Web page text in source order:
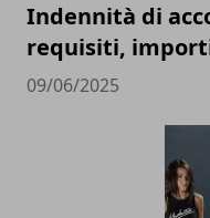
Indennità di
requisiti,
09/06/2025